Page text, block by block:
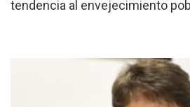
tendencia al envejecimiento